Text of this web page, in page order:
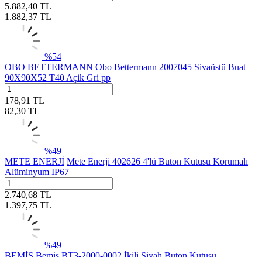
5.882,40 TL
1.882,37 TL
%54
OBO BETTERMANN Obo Bettermann 2007045 Sivaüstü Buat
90X90X52 T40 Açik Gri pp
178,91 TL
82,30 TL
%49
METE ENERJİ Mete Enerji 402626 4'lü Buton Kutusu Korumalı
Alüminyum IP67
2.740,68 TL
1.397,75 TL
%49